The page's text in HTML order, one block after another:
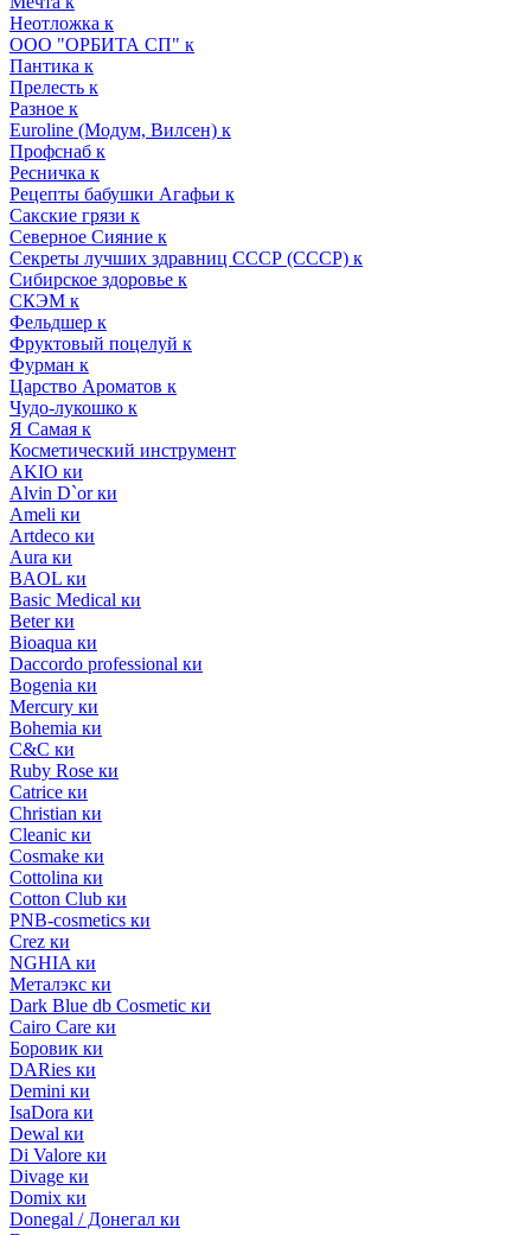
Неотложка к
ООО "ОРБИТА СП" к
Пантика к
Прелесть к
Разное к
Euroline (Модум, Вилсен) к
Профснаб к
Ресничка к
Рецепты бабушки Агафьи к
Сакские грязи к
Северное Сияние к
Секреты лучших здравниц СССР (СССР) к
Сибирское здоровье к
СКЭМ к
Фельдшер к
Фруктовый поцелуй к
Фурман к
Царство Ароматов к
Чудо-лукошко к
Я Самая к
Косметический инструмент
AKIO ки
Alvin D`or ки
Ameli ки
Artdeco ки
Aura ки
BAOL ки
Basic Medical ки
Beter ки
Bioaqua ки
Daccordo professional ки
Bogenia ки
Mercury ки
Bohemia ки
C&C ки
Ruby Rose ки
Catrice ки
Christian ки
Cleanic ки
Cosmake ки
Cottolina ки
Cotton Club ки
PNB-cosmetics ки
Crez ки
NGHIA ки
Металэкс ки
Dark Blue db Cosmetic ки
Cairo Care ки
Боровик ки
DARies ки
Demini ки
IsaDora ки
Dewal ки
Di Valore ки
Divage ки
Domix ки
Donegal / Донегал ки